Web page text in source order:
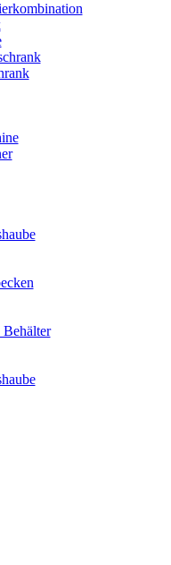
Behälter